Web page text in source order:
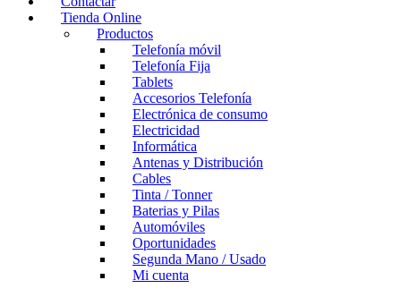
Tienda Online
Productos
Telefonía móvil
Telefonía Fija
Tablets
Accesorios Telefonía
Electrónica de consumo
Electricidad
Informática
Antenas y Distribución
Cables
Tinta / Tonner
Baterias y Pilas
Automóviles
Oportunidades
Segunda Mano / Usado
Mi cuenta